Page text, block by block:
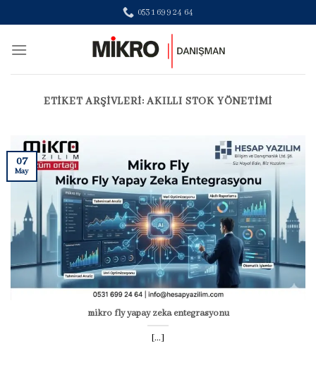
to
content
0531 699 24 64
ETIKET ARŞIVLERI:AKILLI STOK YÖNETIMI
mikro fly yapay zeka entegrasyonu
[...]
07
May